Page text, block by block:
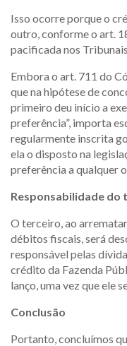
Isso ocorre porque o
outro, conforme o art.
pacificada nos
Embora o art. 711 do
que na hipótese de
primeiro deu início a
preferência”, importa
regularmente inscrita
ela o disposto na
preferência a qualquer
Responsabilidade
O terceiro, ao
débitos fiscais, será
responsável pelas
crédito da Fazenda
lanço, uma vez que ele
Conclusão
Portanto, concluímos